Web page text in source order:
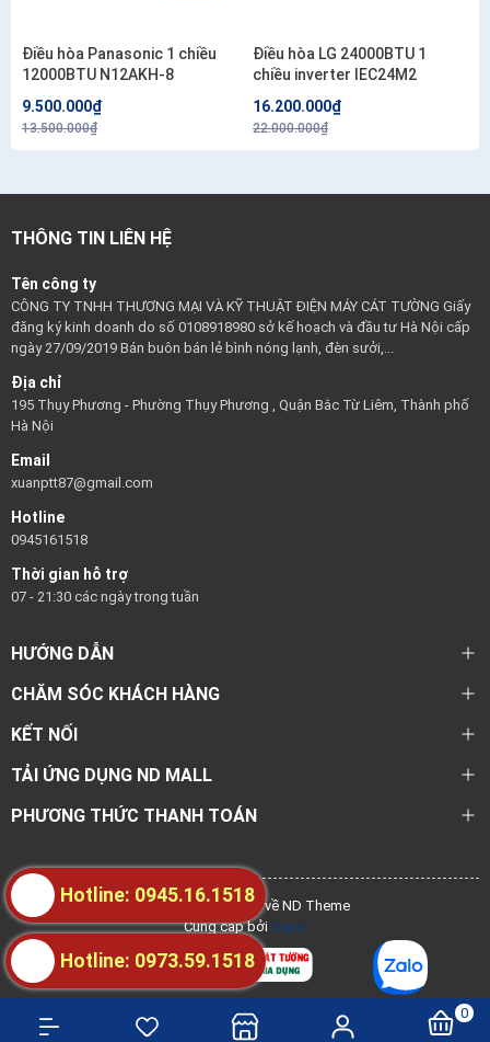
0
Điều hòa Panasonic 1 chiều
12000BTU N12AKH-8
9.500.000₫
13.500.000₫
Điều hòa LG 24000BTU 1
chiều inverter IEC24M2
16.200.000₫
22.000.000₫
THÔNG TIN LIÊN HỆ
Tên công ty
CÔNG TY TNHH THƯƠNG MẠI VÀ KỸ THUẬT ĐIỆN MÁY CÁT TƯỜNG Giấy
đăng ký kinh doanh do số 0108918980 sở kế hoạch và đầu tư Hà Nội cấp
ngày 27/09/2019 Bán buôn bán lẻ bình nóng lạnh, đèn sưởi,...
Địa chỉ
195 Thụy Phương - Phường Thụy Phương , Quận Bắc Từ Liêm, Thành phố
Hà Nội
Email
xuanptt87@gmail.com
Hotline
0945161518
Thời gian hỗ trợ
07 - 21:30 các ngày trong tuần
HƯỚNG DẪN
CHĂM SÓC KHÁCH HÀNG
KẾT NỐI
TẢI ỨNG DỤNG ND MALL
PHƯƠNG THỨC THANH TOÁN
@ Bản quyền thuộc về ND Theme
Cung cấp bởi Sapo
Hotline: 0973.59.1518
Hotline: 0945.16.1518